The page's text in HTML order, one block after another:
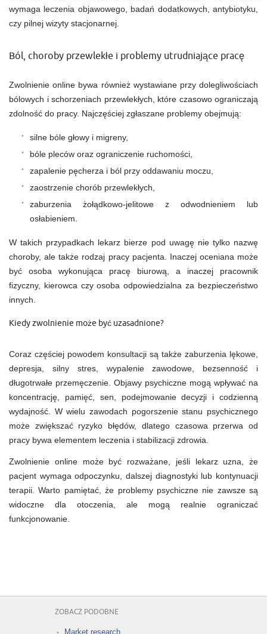
wymaga leczenia objawowego, badań dodatkowych, antybiotyku,
czy pilnej wizyty stacjonarnej.
Ból, choroby przewlekłe i problemy utrudniające pracę
Zwolnienie online bywa również wystawiane przy dolegliwościach
bólowych i schorzeniach przewlekłych, które czasowo ograniczają
zdolność do pracy. Najczęściej zgłaszane problemy obejmują:
silne bóle głowy i migreny,
bóle pleców oraz ograniczenie ruchomości,
zapalenie pęcherza i ból przy oddawaniu moczu,
zaostrzenie chorób przewlekłych,
zaburzenia żołądkowo-jelitowe z odwodnieniem lub
osłabieniem.
W takich przypadkach lekarz bierze pod uwagę nie tylko nazwę
choroby, ale także rodzaj pracy pacjenta. Inaczej oceniana może
być osoba wykonująca pracę biurową, a inaczej pracownik
fizyczny, kierowca czy osoba odpowiedzialna za bezpieczeństwo
innych.
Kiedy zwolnienie może być uzasadnione?
Coraz częściej powodem konsultacji są także zaburzenia lękowe,
depresja, silny stres, wypalenie zawodowe, bezsenność i
długotrwałe przemęczenie. Objawy psychiczne mogą wpływać na
koncentrację, pamięć, sen, podejmowanie decyzji i codzienną
wydajność. W wielu zawodach pogorszenie stanu psychicznego
może zwiększać ryzyko błędów, dlatego czasowa przerwa od
pracy bywa elementem leczenia i stabilizacji zdrowia.
Zwolnienie online może być rozważane, jeśli lekarz uzna, że
pacjent wymaga odpoczynku, dalszej diagnostyki lub kontynuacji
terapii. Warto pamiętać, że problemy psychiczne nie zawsze są
widoczne dla otoczenia, ale mogą realnie ograniczać
funkcjonowanie.
ZOBACZ PODOBNE
Market research